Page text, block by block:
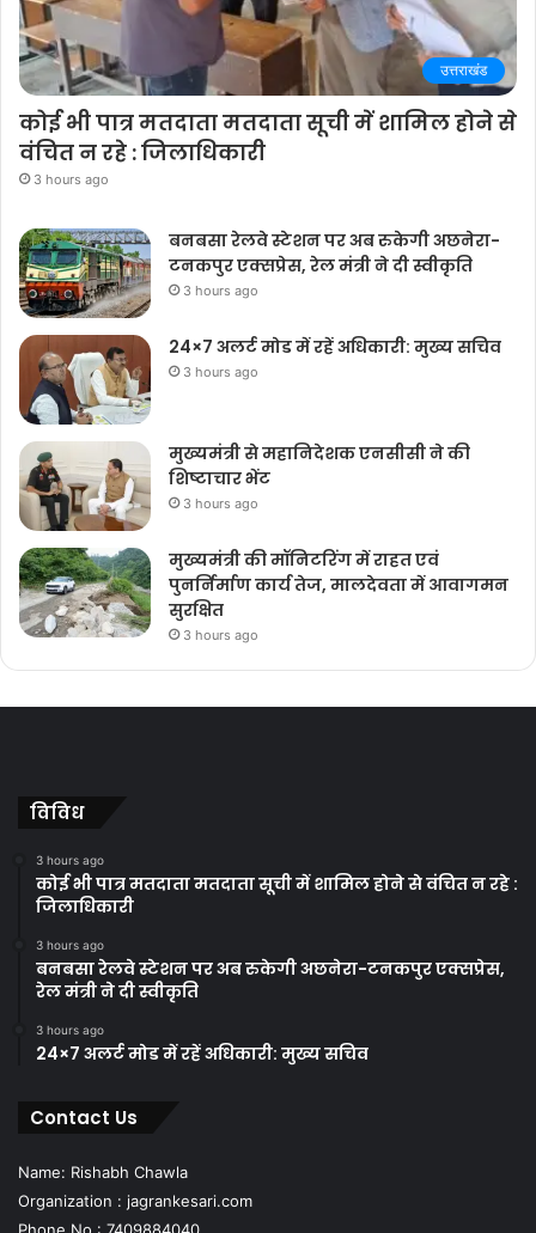
उत्तराखंड
कोई भी पात्र मतदाता मतदाता सूची में शामिल होने से
वंचित न रहे : जिलाधिकारी
3 hours ago
बनबसा रेलवे स्टेशन पर अब रुकेगी अछनेरा-
टनकपुर एक्सप्रेस, रेल मंत्री ने दी स्वीकृति
3 hours ago
24×7 अलर्ट मोड में रहें अधिकारी: मुख्य सचिव
3 hours ago
मुख्यमंत्री से महानिदेशक एनसीसी ने की
शिष्टाचार भेंट
3 hours ago
मुख्यमंत्री की मॉनिटरिंग में राहत एवं
पुनर्निर्माण कार्य तेज, मालदेवता में आवागमन
सुरक्षित
3 hours ago
विविध
3 hours ago
कोई भी पात्र मतदाता मतदाता सूची में शामिल होने से वंचित न रहे :
जिलाधिकारी
3 hours ago
बनबसा रेलवे स्टेशन पर अब रुकेगी अछनेरा-टनकपुर एक्सप्रेस,
रेल मंत्री ने दी स्वीकृति
3 hours ago
24×7 अलर्ट मोड में रहें अधिकारी: मुख्य सचिव
Contact Us
Name: Rishabh Chawla
Organization : jagrankesari.com
Phone No.: 7409884040